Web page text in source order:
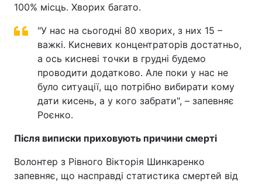
100% місць. Хворих багато.
"У нас на сьогодні 80 хворих, з них 15 –
важкі. Кисневих концентраторів достатньо,
а ось кисневі точки в грудні будемо
проводити додатково. Але поки у нас не
було ситуації, що потрібно вибирати кому
дати кисень, а у кого забрати", – запевняє
Роєнко.
Після виписки приховують причини смерті
Волонтер з Рівного Вікторія Шинкаренко
запевняє, що насправді статистика смертей від